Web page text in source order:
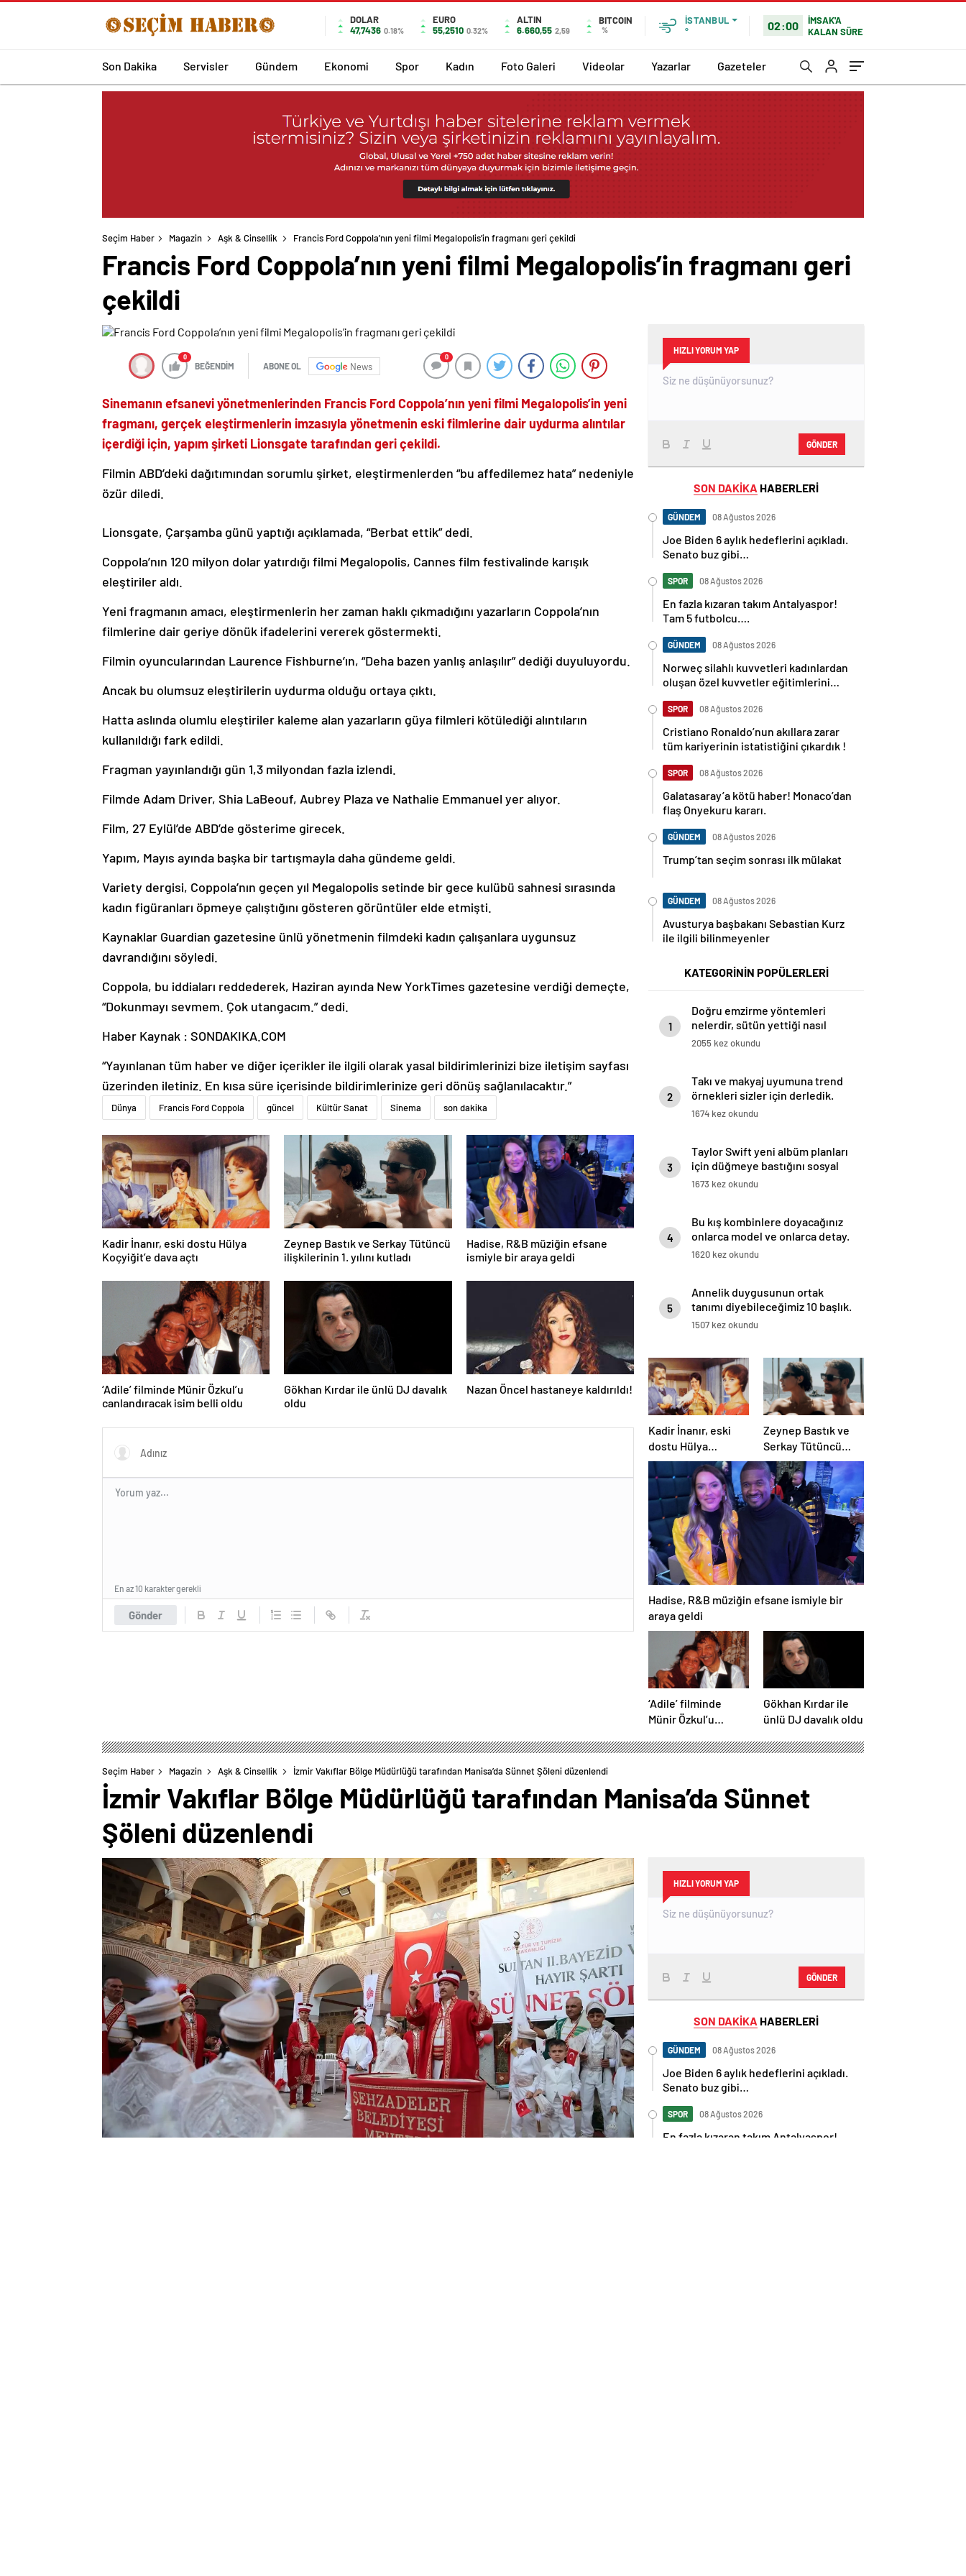
DOLAR
47,7436 0.18%
EURO
55,2510 0.32%
ALTIN
6.660,55 2,59
BITCOIN
%
İSTANBUL
°
02:00
İMSAK'A
KALAN SÜRE
Son Dakika Servisler Gündem Ekonomi Spor Kadın Foto Galeri Videolar Yazarlar Gazeteler
Seçim Haber Magazin Aşk & Cinsellik Francis Ford Coppola’nın yeni filmi Megalopolis’in fragmanı geri çekildi
Francis Ford Coppola’nın yeni filmi Megalopolis’in fragmanı geri
çekildi
0
BEĞENDİM ABONE OL News
0
Sinemanın efsanevi yönetmenlerinden Francis Ford Coppola’nın yeni filmi Megalopolis’in yeni
fragmanı, gerçek eleştirmenlerin imzasıyla yönetmenin eski filmlerine dair uydurma alıntılar
içerdiği için, yapım şirketi Lionsgate tarafından geri çekildi.
Filmin ABD’deki dağıtımından sorumlu şirket, eleştirmenlerden “bu affedilemez hata” nedeniyle
özür diledi.
Lionsgate, Çarşamba günü yaptığı açıklamada, “Berbat ettik” dedi.
Coppola’nın 120 milyon dolar yatırdığı filmi Megalopolis, Cannes film festivalinde karışık
eleştiriler aldı.
Yeni fragmanın amacı, eleştirmenlerin her zaman haklı çıkmadığını yazarların Coppola’nın
filmlerine dair geriye dönük ifadelerini vererek göstermekti.
Filmin oyuncularından Laurence Fishburne’ın, “Deha bazen yanlış anlaşılır” dediği duyuluyordu.
Ancak bu olumsuz eleştirilerin uydurma olduğu ortaya çıktı.
Hatta aslında olumlu eleştiriler kaleme alan yazarların güya filmleri kötülediği alıntıların
kullanıldığı fark edildi.
Fragman yayınlandığı gün 1,3 milyondan fazla izlendi.
Filmde Adam Driver, Shia LaBeouf, Aubrey Plaza ve Nathalie Emmanuel yer alıyor.
Film, 27 Eylül’de ABD’de gösterime girecek.
Yapım, Mayıs ayında başka bir tartışmayla daha gündeme geldi.
Variety dergisi, Coppola’nın geçen yıl Megalopolis setinde bir gece kulübü sahnesi sırasında
kadın figüranları öpmeye çalıştığını gösteren görüntüler elde etmişti.
Kaynaklar Guardian gazetesine ünlü yönetmenin filmdeki kadın çalışanlara uygunsuz
davrandığını söyledi.
Coppola, bu iddiaları reddederek, Haziran ayında New YorkTimes gazetesine verdiği demeçte,
“Dokunmayı sevmem. Çok utangacım.” dedi.
Haber Kaynak : SONDAKIKA.COM
“Yayınlanan tüm haber ve diğer içerikler ile ilgili olarak yasal bildirimlerinizi bize iletişim sayfası
üzerinden iletiniz. En kısa süre içerisinde bildirimlerinize geri dönüş sağlanılacaktır.”
Dünya Francis Ford Coppola güncel Kültür Sanat Sinema son dakika
Kadir İnanır, eski dostu Hülya
Koçyiğit’e dava açtı
Zeynep Bastık ve Serkay Tütüncü
ilişkilerinin 1. yılını kutladı
Hadise, R&B müziğin efsane
ismiyle bir araya geldi
‘Adile’ filminde Münir Özkul’u
canlandıracak isim belli oldu
Gökhan Kırdar ile ünlü DJ davalık
oldu
Nazan Öncel hastaneye kaldırıldı!
Gönder
En az 10 karakter gerekli
HIZLI YORUM YAP
GÖNDER
SON DAKİKA HABERLERİ
GÜNDEM 08 Ağustos 2026
Joe Biden 6 aylık hedeflerini açıkladı.
Senato buz gibi…
SPOR 08 Ağustos 2026
En fazla kızaran takım Antalyaspor!
Tam 5 futbolcu….
GÜNDEM 08 Ağustos 2026
Norweç silahlı kuvvetleri kadınlardan
oluşan özel kuvvetler eğitimlerini
SPOR 08 Ağustos 2026
Cristiano Ronaldo’nun akıllara zarar
tüm kariyerinin istatistiğini çıkardık !
SPOR 08 Ağustos 2026
Galatasaray’a kötü haber! Monaco’dan
flaş Onyekuru kararı.
GÜNDEM 08 Ağustos 2026
Trump’tan seçim sonrası ilk mülakat
GÜNDEM 08 Ağustos 2026
Avusturya başbakanı Sebastian Kurz
ile ilgili bilinmeyenler
KATEGORİNİN POPÜLERLERİ
1
Doğru emzirme yöntemleri
nelerdir, sütün yettiği nasıl
anlaşılır?
2055 kez okundu
2
Takı ve makyaj uyumuna trend
örnekleri sizler için derledik.
1674 kez okundu
3
Taylor Swift yeni albüm planları
için düğmeye bastığını sosyal
medyadan duyurdu!
1673 kez okundu
4
Bu kış kombinlere doyacağınız
onlarca model ve onlarca detay.
1620 kez okundu
5
Annelik duygusunun ortak
tanımı diyebileceğimiz 10 başlık.
1507 kez okundu
Kadir İnanır, eski
dostu Hülya
Koçyiğit’e dava açtı
Zeynep Bastık ve
Serkay Tütüncü
ilişkilerinin 1. yılını
kutladı
Hadise, R&B müziğin efsane ismiyle bir
araya geldi
‘Adile’ filminde
Münir Özkul’u
belli oldu
Gökhan Kırdar ile
ünlü DJ davalık oldu
Seçim Haber Magazin Aşk & Cinsellik İzmir Vakıflar Bölge Müdürlüğü tarafından Manisa’da Sünnet Şöleni düzenlendi
İzmir Vakıflar Bölge Müdürlüğü tarafından Manisa’da Sünnet
Şöleni düzenlendi
HIZLI YORUM YAP
GÖNDER
SON DAKİKA HABERLERİ
GÜNDEM 08 Ağustos 2026
Joe Biden 6 aylık hedeflerini açıkladı.
Senato buz gibi…
SPOR 08 Ağustos 2026
En fazla kızaran takım Antalyaspor!